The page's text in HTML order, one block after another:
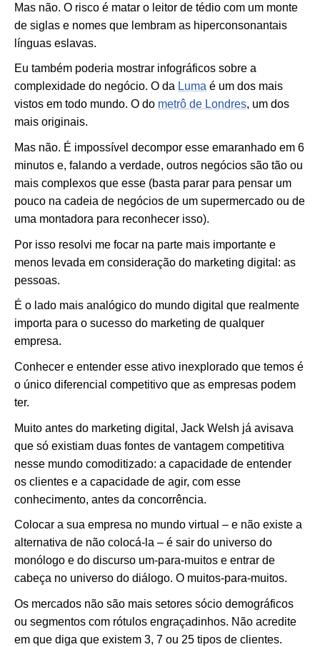
Mas não. O risco é matar o leitor de tédio com um monte
de siglas e nomes que lembram as hiperconsonantais
línguas eslavas.
Eu também poderia mostrar infográficos sobre a
complexidade do negócio. O da Luma é um dos mais
vistos em todo mundo. O do metrô de Londres, um dos
mais originais.
Mas não. É impossível decompor esse emaranhado em 6
minutos e, falando a verdade, outros negócios são tão ou
mais complexos que esse (basta parar para pensar um
pouco na cadeia de negócios de um supermercado ou de
uma montadora para reconhecer isso).
Por isso resolvi me focar na parte mais importante e
menos levada em consideração do marketing digital: as
pessoas.
É o lado mais analógico do mundo digital que realmente
importa para o sucesso do marketing de qualquer
empresa.
Conhecer e entender esse ativo inexplorado que temos é
o único diferencial competitivo que as empresas podem
ter.
Muito antes do marketing digital, Jack Welsh já avisava
que só existiam duas fontes de vantagem competitiva
nesse mundo comoditizado: a capacidade de entender
os clientes e a capacidade de agir, com esse
conhecimento, antes da concorrência.
Colocar a sua empresa no mundo virtual – e não existe a
alternativa de não colocá-la – é sair do universo do
monólogo e do discurso um-para-muitos e entrar de
cabeça no universo do diálogo. O muitos-para-muitos.
Os mercados não são mais setores sócio demográficos
ou segmentos com rótulos engraçadinhos. Não acredite
em que diga que existem 3, 7 ou 25 tipos de clientes.